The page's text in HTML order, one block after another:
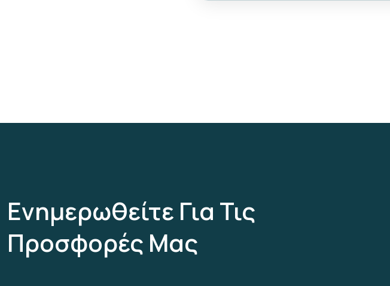
Ενημερωθείτε Για Τις
Προσφορές Μας